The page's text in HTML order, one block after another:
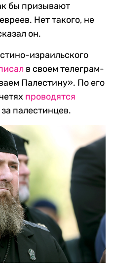
бы призывают
Нет такого, не
он.
израильского
в своем телеграм-
Палестину». По его
проводятся
палестинцев.